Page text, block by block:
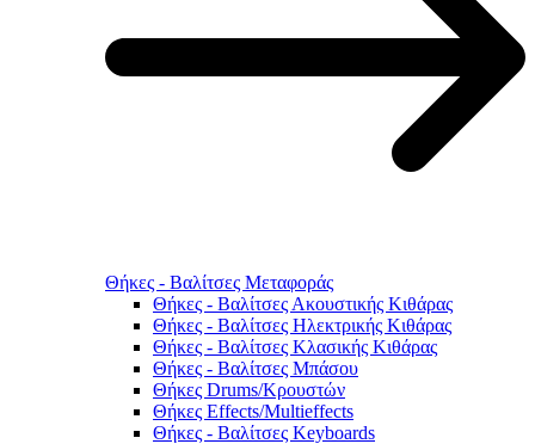
Θήκες - Βαλίτσες Μεταφοράς
Θήκες - Βαλίτσες Ακουστικής Κιθάρας
Θήκες - Βαλίτσες Ηλεκτρικής Κιθάρας
Θήκες - Βαλίτσες Κλασικής Κιθάρας
Θήκες - Βαλίτσες Μπάσου
Θήκες Drums/Κρουστών
Θήκες Effects/Multieffects
Θήκες - Βαλίτσες Keyboards